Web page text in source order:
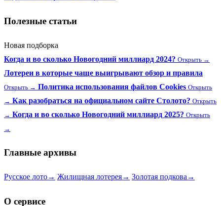
Полезные статьи
Новая подборка
Когда и во сколько Новогодний миллиард 2024? Открыть →
Лотереи в которые чаще выигрывают обзор и правила
Открыть → Политика использования файлов Cookies Открыть
→ Как разобраться на официальном сайте Столото? Открыть
→ Когда и во сколько Новогодний миллиард 2025? Открыть
→
Главные архивы
Русское лото→ Жилищная лотерея→ Золотая подкова →
О сервисе